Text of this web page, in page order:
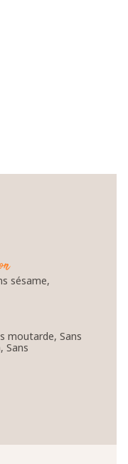
sésame,
moutarde, Sans
Sans